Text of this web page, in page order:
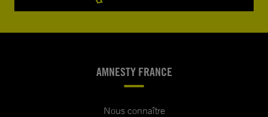
AMNESTY FRANCE
Nous connaître